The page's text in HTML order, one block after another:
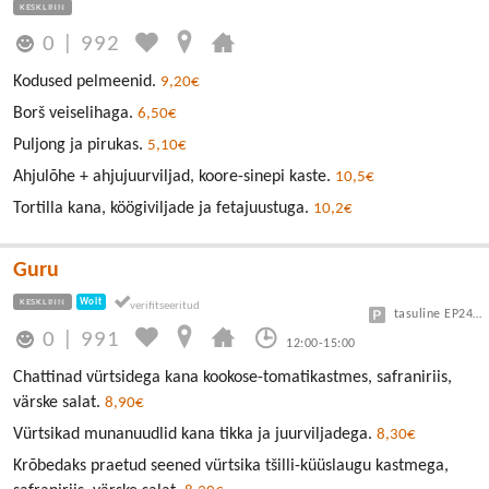
KESKLINN
0 992
Kodused pelmeenid. 9,20€
Borš veiselihaga. 6,50€
Puljong ja pirukas. 5,10€
Ahjulõhe + ahjujuurviljad, koore-sinepi kaste. 10,5€
Tortilla kana, köögiviljade ja fetajuustuga. 10,2€
Guru
KESKLINN Wolt
0 991 12:00-15:00
tasuline EP24 või Vanalinn
Chattinad vürtsidega kana kookose-tomatikastmes, safraniriis,
värske salat. 8,90€
Vürtsikad munanuudlid kana tikka ja juurviljadega. 8,30€
Krõbedaks praetud seened vürtsika tšilli-küüslaugu kastmega,